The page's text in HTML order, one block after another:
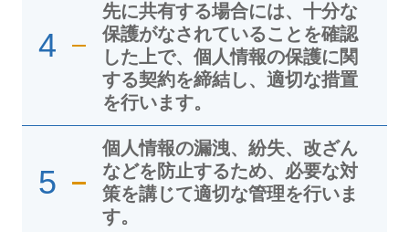
4
先に共有する場合には、十分な
保護がなされていることを確認
した上で、個人情報の保護に関
する契約を締結し、適切な措置
を行います。
5
個人情報の漏洩、紛失、改ざん
などを防止するため、必要な対
策を講じて適切な管理を行いま
す。